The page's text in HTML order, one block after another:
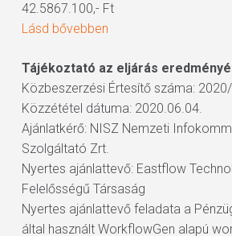
42.5867.100,- Ft
Lásd bővebben
Tájékoztató az eljárás
Közbeszerzési Értesítő száma:
Közzététel dátuma: 2020.06.04.
Ajánlatkérő: NISZ Nemzeti
Szolgáltató Zrt.
Nyertes ajánlattevő: Eastflow
Felelősségű Társaság
Nyertes ajánlattevő feladata a
által használt WorkflowGen alapú